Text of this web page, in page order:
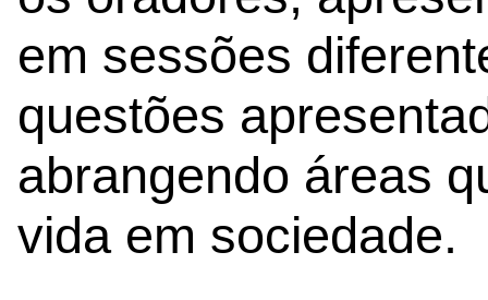
em sessões
questões
abrangendo áreas
vida em sociedade.